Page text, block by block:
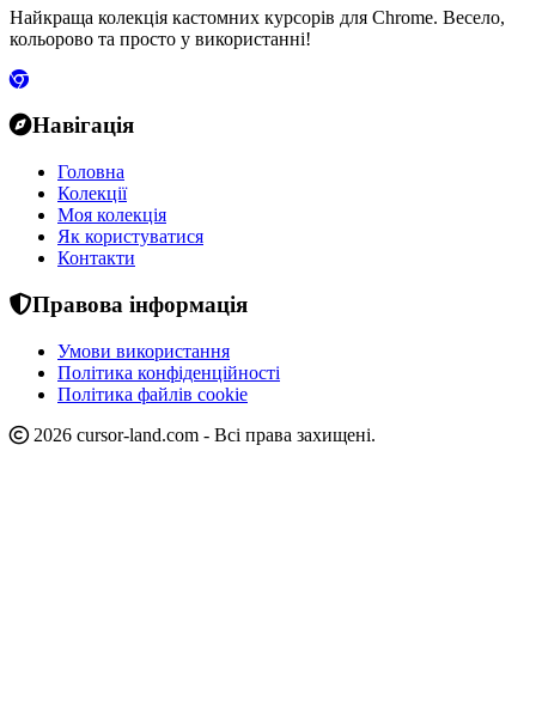
Найкраща колекція кастомних курсорів для Chrome. Весело,
кольорово та просто у використанні!
Навігація
Головна
Колекції
Моя колекція
Як користуватися
Контакти
Правова інформація
Умови використання
Політика конфіденційності
Політика файлів cookie
2026 cursor-land.com - Всі права захищені.